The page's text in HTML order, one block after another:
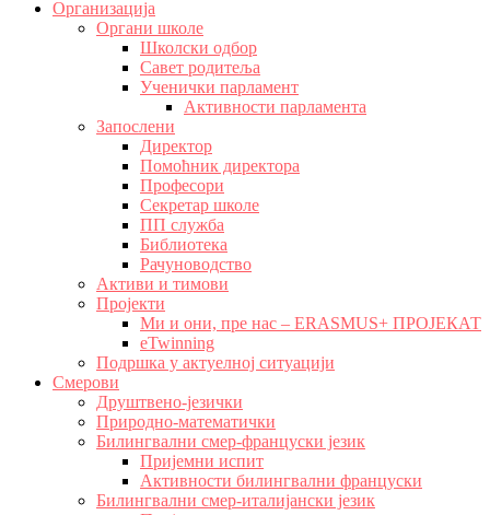
Организација
Органи школе
Школски одбор
Савет родитеља
Ученички парламент
Активности парламента
Запослени
Директор
Помоћник директора
Професори
Секретар школе
ПП служба
Библиотека
Рачуноводство
Активи и тимови
Пројекти
Ми и они, пре нас – ERASMUS+ ПРОЈЕКАТ
eTwinning
Подршка у актуелној ситуацији
Смерови
Друштвено-језички
Природно-математички
Билингвални смер-француски језик
Пријемни испит
Активности билингвални француски
Билингвални смер-италијански језик